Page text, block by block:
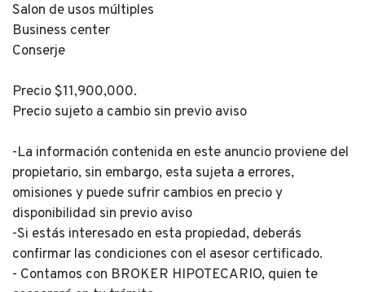
Salon de usos múltiples
Business center
Conserje
Precio $11,900,000.
Precio sujeto a cambio sin previo aviso
-La información contenida en este anuncio proviene del
propietario, sin embargo, esta sujeta a errores,
omisiones y puede sufrir cambios en precio y
disponibilidad sin previo aviso
-Si estás interesado en esta propiedad, deberás
confirmar las condiciones con el asesor certificado.
- Contamos con BROKER HIPOTECARIO, quien te